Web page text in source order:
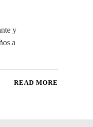
y
a
READ MORE